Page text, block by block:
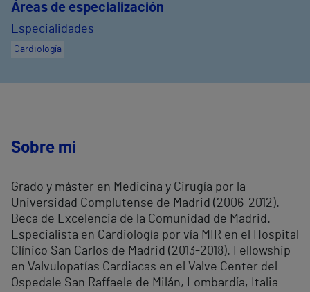
Áreas de especialización
Especialidades
Cardiología
Sobre mí
Grado y máster en Medicina y Cirugía por la
Universidad Complutense de Madrid (2006-2012).
Beca de Excelencia de la Comunidad de Madrid.
Especialista en Cardiología por vía MIR en el Hospital
Clínico San Carlos de Madrid (2013-2018). Fellowship
en Valvulopatías Cardiacas en el Valve Center del
Ospedale San Raffaele de Milán, Lombardía, Italia